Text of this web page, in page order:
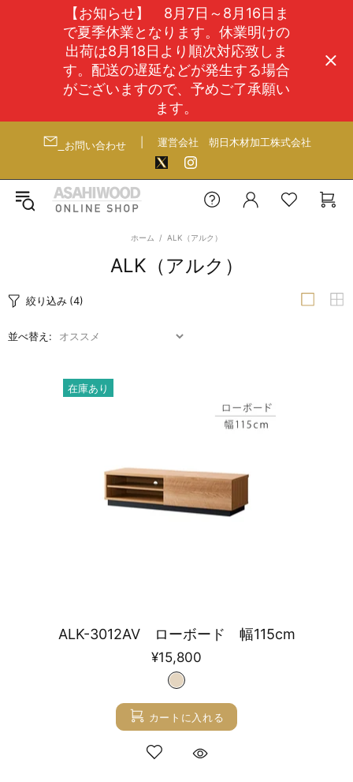
【お知らせ】 8月7日～8月16日ま
で夏季休業となります。休業明けの
出荷は8月18日より順次対応致しま
す。配送の遅延などが発生する場合
がございますので、予めご了承願い
ます。
お問い合わせ 運営会社 朝日木材加工株式会社
ホーム ALK（アルク）
ALK（アルク）
絞り込み (4)
並べ替え:
在庫あり
ALK-3012AV ローボード 幅115cm
¥15,800
カートに入れる